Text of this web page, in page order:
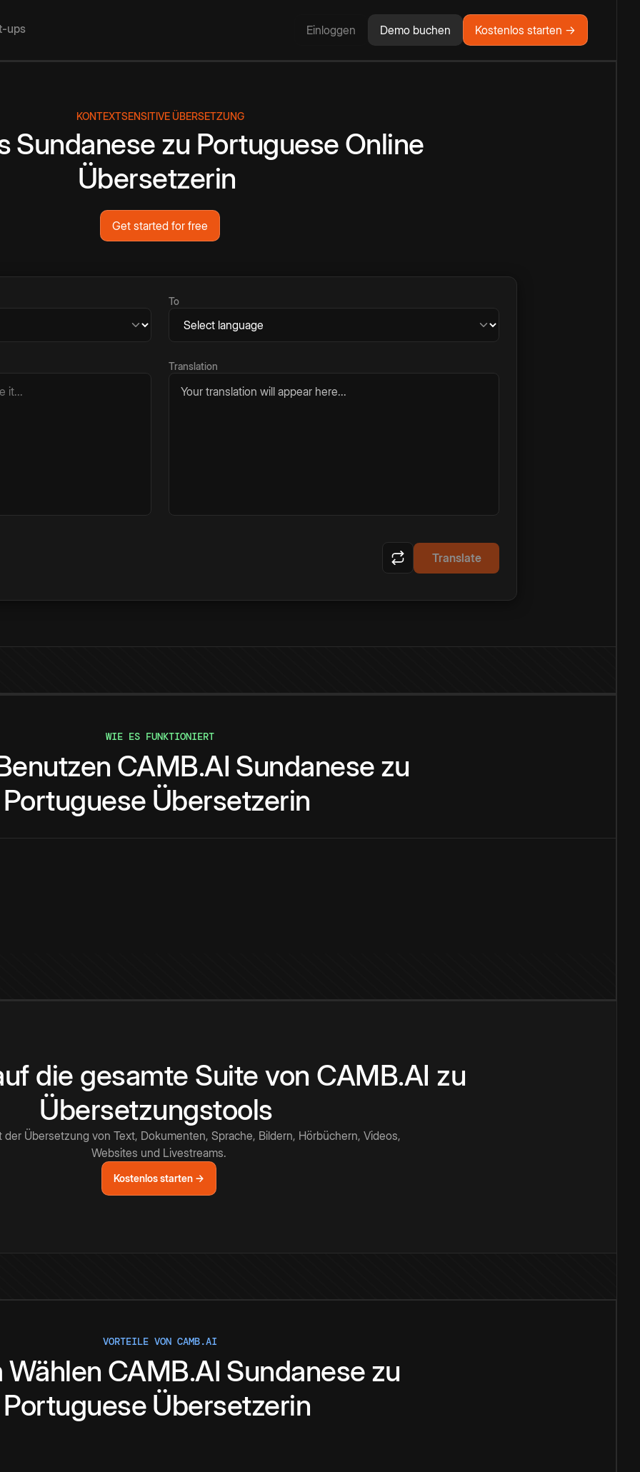
ups Einloggen Demo buchen Kostenlos starten →
KONTEXTSENSITIVE ÜBERSETZUNG
Sundanese zu Portuguese Online
Übersetzerin
Get started for free
To
Translation
Your translation will appear here...
Translate
WIE ES FUNKTIONIERT
CAMB.AI Sundanese zu
Portuguese Übersetzerin
die gesamte Suite von CAMB.AI zu
Übersetzungstools
der Übersetzung von Text, Dokumenten, Sprache, Bildern, Hörbüchern, Videos,
Websites und Livestreams.
Kostenlos starten →
VORTEILE VON CAMB.AI
Wählen CAMB.AI Sundanese zu
Portuguese Übersetzerin